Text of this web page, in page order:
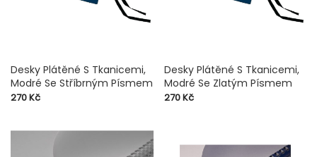
Desky Plátěné S Tkanicemi,
Modré Se Stříbrným Písmem
Cena
270 Kč
Desky Plátěné S Tkanicemi,
Modré Se Zlatým Písmem
Cena
270 Kč